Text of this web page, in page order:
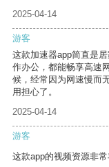
2025-04-14
游客
这款加速器app简直是
作办公，都能畅享高速
候，经常因为网速慢而
用担心了。
2025-04-14
游客
这款app的视频资源非